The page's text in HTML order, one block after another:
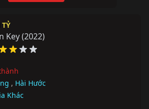
Key(2022)
, Hài Hước
Khác